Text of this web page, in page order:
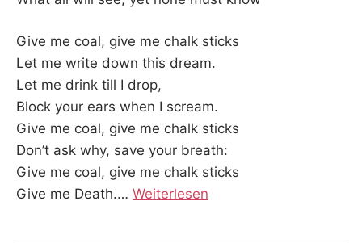
Give me coal, give me chalk sticks
Let me write down this dream.
Let me drink till I drop,
Block your ears when I scream.
Give me coal, give me chalk sticks
Don’t ask why, save your breath:
Give me coal, give me chalk sticks
Give me Death.… Weiterlesen